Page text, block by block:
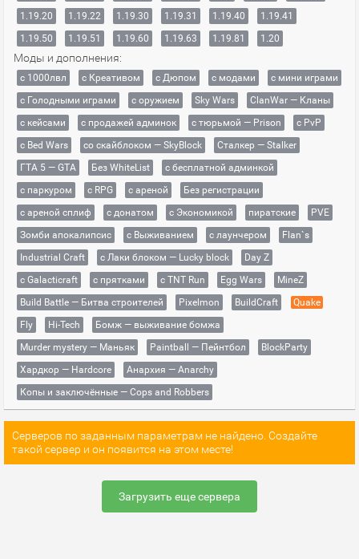
1.19.20
1.19.22 1.19.30 1.19.31 1.19.40
1.19.41
1.19.50
1.19.51 1.19.60 1.19.63 1.19.81 1.20
Моды и дополнения:
с 1000лвл c Креативом с Дюпом с модами
с мини играми
с Голодными играми
с оружием Sky Wars
ClanWar — Кланы
с кейсами
с продажей админок с тюрьмой — Prison
с PvP
с Bed Wars
со скайблоком — SkyBlock
Сталкер — Stalker
ГТА 5 — GTA
Без WhiteList
с бесплатной админкой
с паркуром
с RPG с ареной
Без регистрации
с ареной сплиф
с донатом с Экономикой пиратские
PVE
Зомби апокалипсис
с Выживанием с лаунчером
Flan`s
Industrial Craft
с Лаки блоком — Lucky block
Day Z
с Galacticraft
с прятками с TNT Run Egg Wars
MineZ
Build Battle — Битва строителей
Pixelmon BuildCraft
Quake
Fly
Hi-Tech
Бомж — выживание бомжа
Murder mystery — Маньяк
Paintball — Пейнтбол
BlockParty
Хардкор — Hardcore
Анархия — Anarchy
Копы и заключённые — Cops and Robbers
Серверов по заданным параметрам не найдено. Создайте
такой сервер и он появится на этом месте!
Загрузить еще сервера